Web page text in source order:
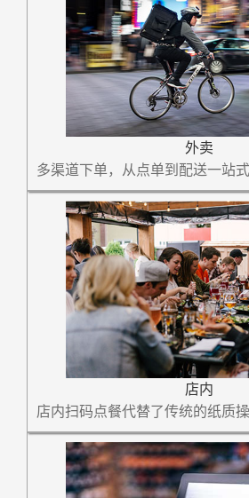
外卖
多渠道下单，从点单到配送一站式
店内
店内扫码点餐代替了传统的纸质操